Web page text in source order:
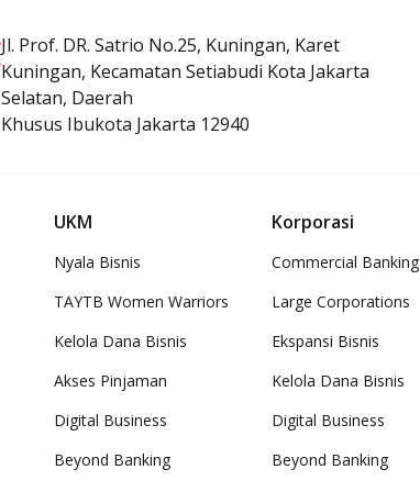
Jl. Prof. DR. Satrio No.25, Kuningan, Karet
Kuningan, Kecamatan Setiabudi Kota Jakarta
Selatan, Daerah
Khusus Ibukota Jakarta 12940
UKM
Nyala Bisnis
TAYTB Women Warriors
Kelola Dana Bisnis
Akses Pinjaman
Digital Business
Beyond Banking
Korporasi
Commercial Banking
Large Corporations
Ekspansi Bisnis
Kelola Dana Bisnis
Digital Business
Beyond Banking